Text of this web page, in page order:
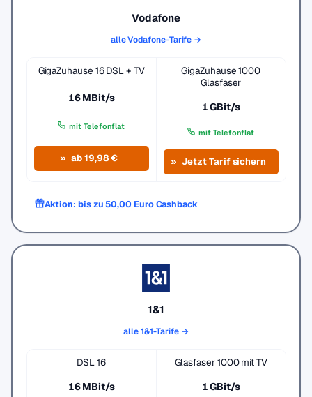
Vodafone
alle Vodafone-Tarife →
GigaZuhause 16 DSL + TV
16 MBit/s
mit Telefonflat
ab 19,98 €
GigaZuhause 1000
Glasfaser
1 GBit/s
mit Telefonflat
Jetzt Tarif sichern
Aktion: bis zu 50,00 Euro Cashback
1&1
alle 1&1-Tarife →
DSL 16
16 MBit/s
Glasfaser 1000 mit TV
1 GBit/s